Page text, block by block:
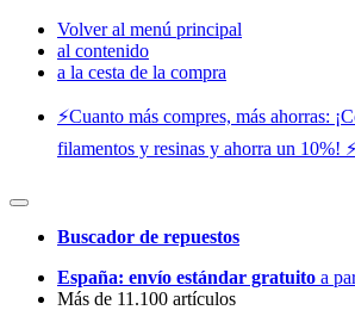
Volver al menú principal
al contenido
a la cesta de la compra
⚡️Cuanto más compres, más ahorras:
filamentos y resinas y ahorra un 10%!
Buscador de repuestos
España: envío estándar gratuito a
Más de 11.100 artículos